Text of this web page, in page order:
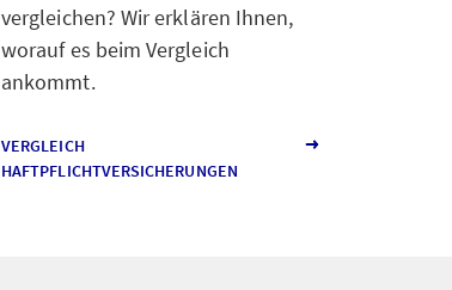
vergleichen? Wir erklären Ihnen,
worauf es beim Vergleich
ankommt.
VERGLEICH
HAFTPFLICHTVERSICHERUNGEN